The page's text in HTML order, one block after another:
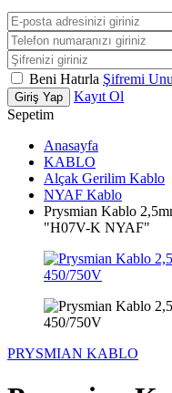
Beni Hatırla Şifremi
Giriş Yap
Kayıt Ol
Sepetim
Anasayfa
KABLO
Alçak Gerilim Kablo
NYAF Kablo
Prysmian Kablo
"H07V-K NYAF"
PRYSMIAN KABLO